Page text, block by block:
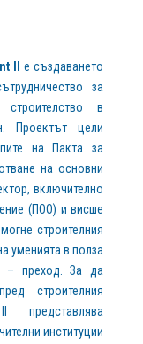
II
е създаването
за
в
Проектът цели
на Пакта за
на основни
включително
(ПОО) и висше
строителния
уменията в полза
– преход. За да
строителния
представлява
институции